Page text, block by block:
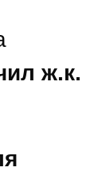
ж.к.